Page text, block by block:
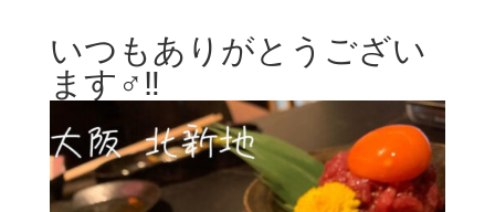
いつもありがとうござい
ます‍♂️‼️